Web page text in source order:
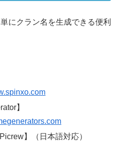
にクラン名を生成できる便利
】
】（日本語対応）